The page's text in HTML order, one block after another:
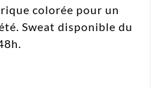
colorée pour un
Sweat disponible du